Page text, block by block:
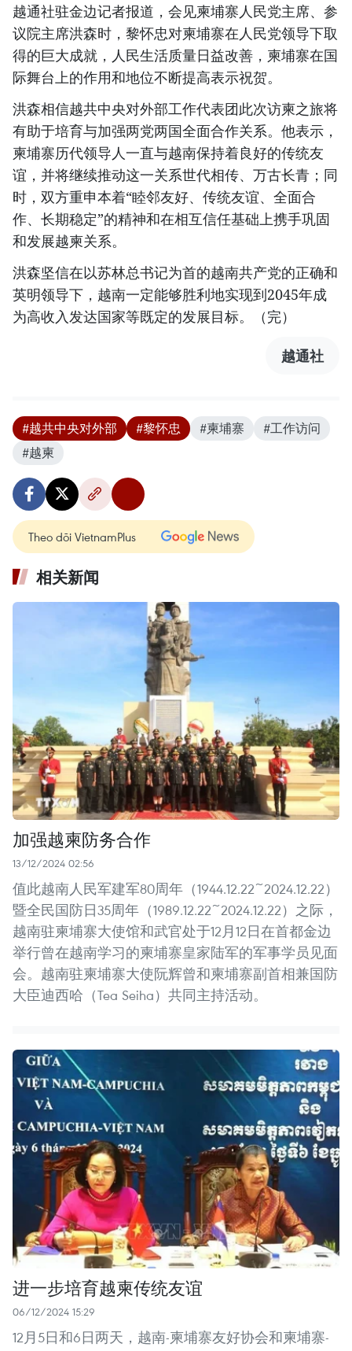
越通社驻金边记者报道，会见柬埔寨人民党主席、参
议院主席洪森时，黎怀忠对柬埔寨在人民党领导下取
得的巨大成就，人民生活质量日益改善，柬埔寨在国
际舞台上的作用和地位不断提高表示祝贺。
洪森相信越共中央对外部工作代表团此次访柬之旅将
有助于培育与加强两党两国全面合作关系。他表示，
柬埔寨历代领导人一直与越南保持着良好的传统友
谊，并将继续推动这一关系世代相传、万古长青；同
时，双方重申本着“睦邻友好、传统友谊、全面合
作、长期稳定”的精神和在相互信任基础上携手巩固
和发展越柬关系。
洪森坚信在以苏林总书记为首的越南共产党的正确和
英明领导下，越南一定能够胜利地实现到2045年成
为高收入发达国家等既定的发展目标。（完）
越通社
#越共中央对外部 #黎怀忠 #柬埔寨
#工作访问
#越柬
Theo dõi VietnamPlus
相关新闻
加强越柬防务合作
13/12/2024 02:56
值此越南人民军建军80周年（1944.12.22~2024.12.22）
暨全民国防日35周年（1989.12.22~2024.12.22）之际，
越南驻柬埔寨大使馆和武官处于12月12日在首都金边
举行曾在越南学习的柬埔寨皇家陆军的军事学员见面
会。越南驻柬埔寨大使阮辉曾和柬埔寨副首相兼国防
大臣迪西哈（Tea Seiha）共同主持活动。
进一步培育越柬传统友谊
06/12/2024 15:29
12月5日和6日两天，越南-柬埔寨友好协会和柬埔寨-